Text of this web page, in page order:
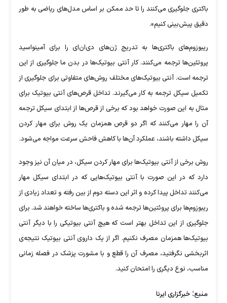
باکتری جلوگیری می‌کنند را تا حد ممکن بر اساس مدل‌های ریاضی به طور
دقیق پیش‌بینی کنیم».
ریبوزوم‌های باکتری‌ها به تدریج ژن‌های دی‌ان‌ای را برای آمینواسید
پروتئین‌ها ترجمه می‌کنند. کار آنتی بیوتیک‌ها در بدن ما جلوگیری از این
ترجمه است. آنتی بیوتیک‌های مختلف روش‌های متفاوتی برای جلوگیری از
تکمیل سیکل ترجمه به کار می‌گیرند. تداخل قرص‌های آنتی بیوتیک برای
مثال به این صورت خواهد بود که برخی از قرص‌ها از ابتدای سیکل ترجمه
آن را مهار می‌کنند که اگر دو قرص همزمان یک روش برای مهار کردن
سیکل داشته باشند، عملکرد آن‌ها با کاهش فاحش سرعت مواجه می‌شود.
روش برخی از آنتی بیوتیک‌ها برای مهار کردن سیکل، در میان آن نیز وجود
دارد که در این صورت با آنتی بیوتیک‌هایی که در ابتدای سیکل مهار
می‌کنند تداخل پیدا کرده و اثر این دسته دوم از بین رفته و تعداد زیادی از
ریبوزوم‌ها برای پروئتین‌ها ترجمه شده و باکتری‌ها ساخته خواهند شد. برای
جلوگیری از این تداخل بهتر است که هیچ آنتی بیوتیکی را با دیگر آنتی
بیوتیک‌ها همزمان مصرف نکنیم. اگر از یک داروی آنتی بیوتیک نتیجه‌ی
اثربخشی نگرفتید، مصرف آن را قطع و با مشورت پزشک در فصله زمانی
مناسب، نوع دیگری را امتحان کنید.
منبع: خبرگزاری ایرنا